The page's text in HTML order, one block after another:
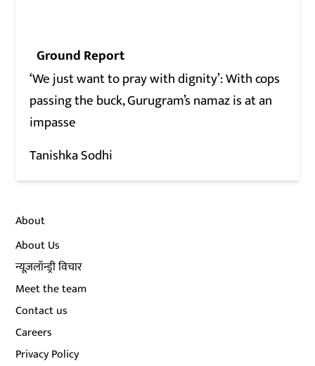
Ground Report
‘We just want to pray with dignity’: With cops
passing the buck, Gurugram’s namaz is at an
impasse
Tanishka Sodhi
About
About Us
न्यूज़लॉन्ड्री विचार
Meet the team
Contact us
Careers
Privacy Policy